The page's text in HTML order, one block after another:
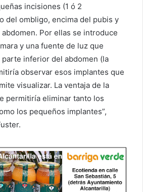
incisiones (1 ó 2
del ombligo, encima del pubis y
Por ellas se introduce
y una fuente de luz que
inferior del abdomen (la
observar esos implantes que
visualizar. La ventaja de la
permitiría eliminar tanto los
los pequeños implantes”,